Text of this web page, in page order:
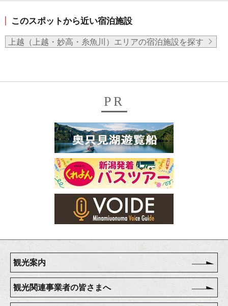
このスポットから近い宿泊施設
上越（上越・妙高・糸魚川）エリアの宿泊施設を探す
PR
観光案内
観光関連事業者の皆さまへ